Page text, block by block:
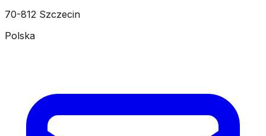
70-812 Szczecin
Polska